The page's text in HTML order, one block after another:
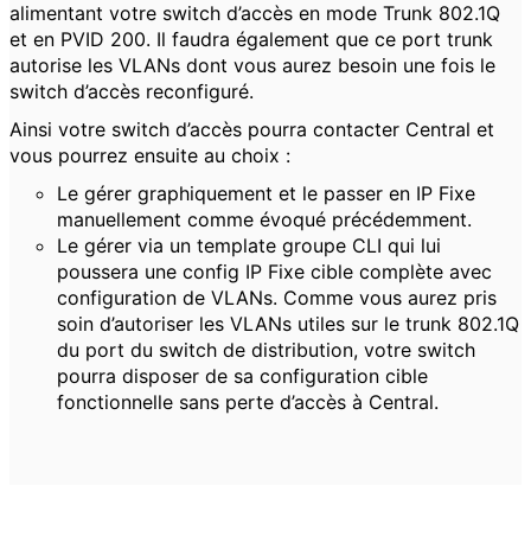
alimentant votre switch d’accès en mode Trunk 802.1Q
et en PVID 200. Il faudra également que ce port trunk
autorise les VLANs dont vous aurez besoin une fois le
switch d’accès reconfiguré.
Ainsi votre switch d’accès pourra contacter Central et
vous pourrez ensuite au choix :
Le gérer graphiquement et le passer en IP Fixe
manuellement comme évoqué précédemment.
Le gérer via un template groupe CLI qui lui
poussera une config IP Fixe cible complète avec
configuration de VLANs. Comme vous aurez pris
soin d’autoriser les VLANs utiles sur le trunk 802.1Q
du port du switch de distribution, votre switch
pourra disposer de sa configuration cible
fonctionnelle sans perte d’accès à Central.